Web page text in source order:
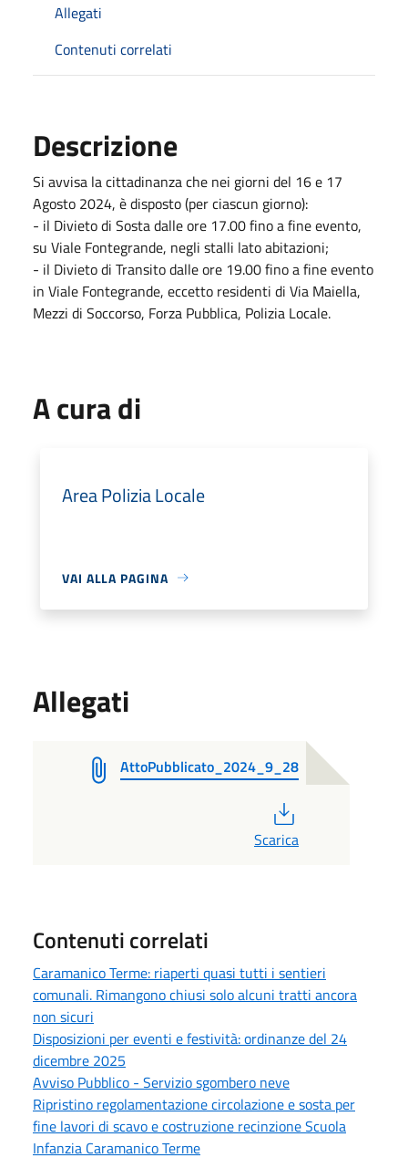
Allegati
Contenuti correlati
Descrizione
Si avvisa la cittadinanza che nei giorni del 16 e 17
Agosto 2024, è disposto (per ciascun giorno):
- il Divieto di Sosta dalle ore 17.00 fino a fine evento,
su Viale Fontegrande, negli stalli lato abitazioni;
- il Divieto di Transito dalle ore 19.00 fino a fine evento
in Viale Fontegrande, eccetto residenti di Via Maiella,
Mezzi di Soccorso, Forza Pubblica, Polizia Locale.
A cura di
Area Polizia Locale
VAI ALLA PAGINA
Allegati
AttoPubblicato_2024_9_28
Scarica
Contenuti correlati
Caramanico Terme: riaperti quasi tutti i sentieri
comunali. Rimangono chiusi solo alcuni tratti ancora
non sicuri
Disposizioni per eventi e festività: ordinanze del 24
dicembre 2025
Avviso Pubblico - Servizio sgombero neve
Ripristino regolamentazione circolazione e sosta per
fine lavori di scavo e costruzione recinzione Scuola
Infanzia Caramanico Terme